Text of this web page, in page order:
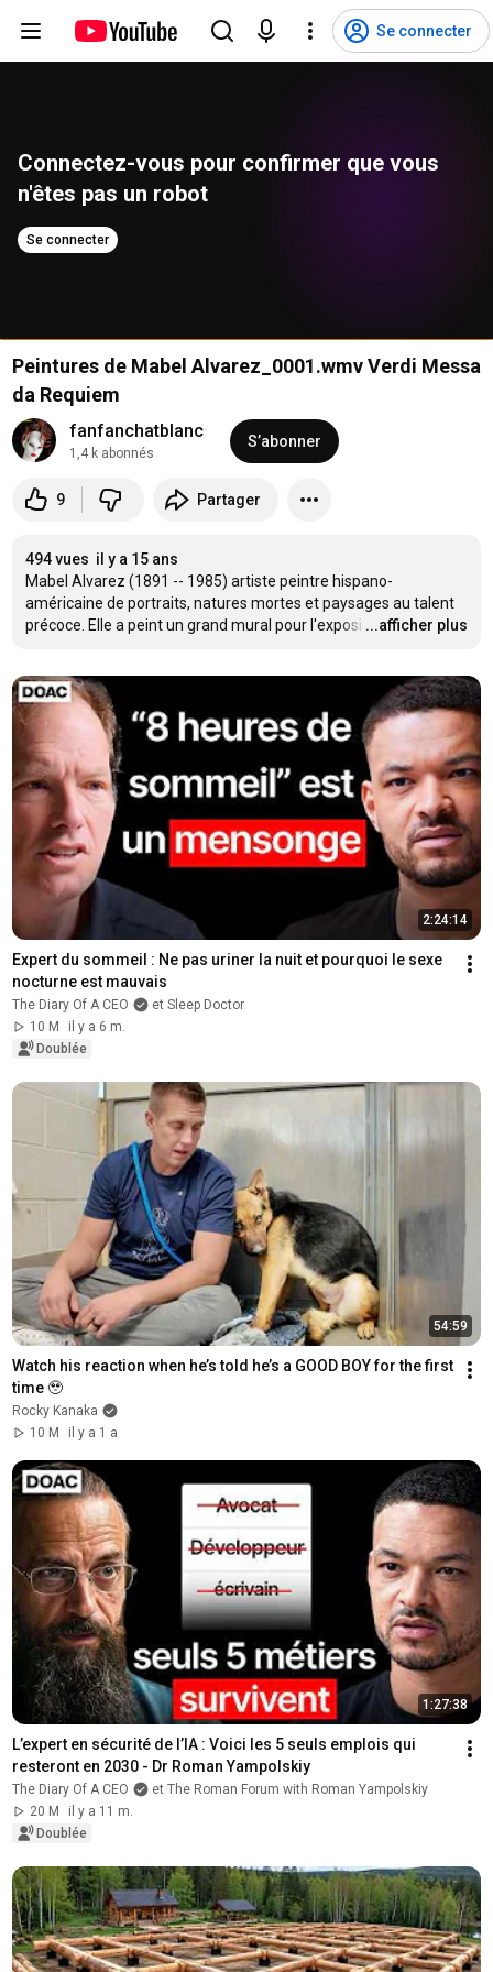
Se connecter
Connectez-vous pour confirmer que vous
n'êtes pas un robot
Se connecter
Peintures de Mabel Alvarez_0001.wmv Verdi Messa
da Requiem
fanfanchatblanc
1,4 k abonnés
S’abonner
9 Partager
494 vues il y a 15 ans
Mabel Alvarez (1891 -- 1985) artiste peintre hispano-
américaine de portraits, natures mortes et paysages au talent
précoce. Elle a peint un grand mural pour l'exposi …
...afficher plus
2:24:14
Expert du sommeil : Ne pas uriner la nuit et pourquoi le sexe
nocturne est mauvais
The Diary Of A CEO
et Sleep Doctor
10 M
il y a 6 m.
Doublée
54:59
Watch his reaction when he’s told he’s a GOOD BOY for the first
time 🥹
Rocky Kanaka
10 M
il y a 1 a
1:27:38
L’expert en sécurité de l’IA : Voici les 5 seuls emplois qui
resteront en 2030 - Dr Roman Yampolskiy
The Diary Of A CEO
et The Roman Forum with Roman Yampolskiy
20 M
il y a 11 m.
Doublée